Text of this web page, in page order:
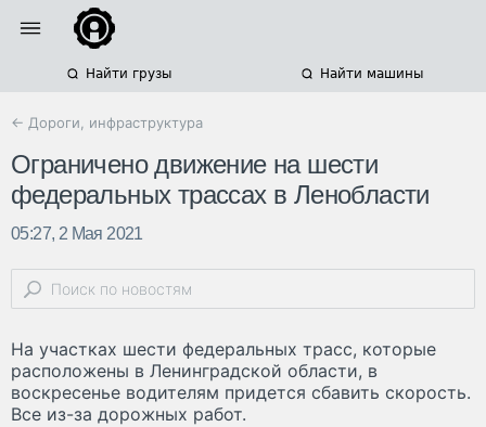
Найти грузы Найти машины
← Дороги, инфраструктура
Ограничено движение на шести
федеральных трассах в Ленобласти
05:27, 2 Мая 2021
На участках шести федеральных трасс, которые
расположены в Ленинградской области, в
воскресенье водителям придется сбавить скорость.
Все из-за дорожных работ.